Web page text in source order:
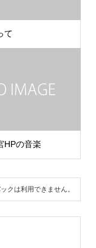
て
HPの音楽
クは利用できません。